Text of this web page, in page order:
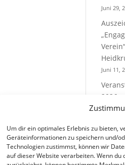
Um dir ein optimales Erlebnis zu bieten,
Geräteinformationen zu speichern und/
Technologien zustimmst, können wir
auf dieser Website verarbeiten. Wenn
Juni 29,
Juni 11,
2026
Mai 10,